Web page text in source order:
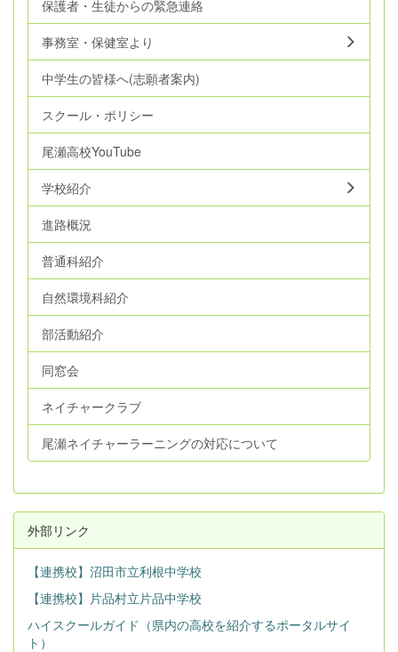
保護者・生徒からの緊急連絡
事務室・保健室より
中学生の皆様へ(志願者案内)
スクール・ポリシー
尾瀬高校YouTube
学校紹介
進路概況
普通科紹介
自然環境科紹介
部活動紹介
同窓会
ネイチャークラブ
尾瀬ネイチャーラーニングの対応について
外部リンク
【連携校】沼田市立利根中学校
【連携校】片品村立片品中学校
ハイスクールガイド（県内の高校を紹介するポータルサイ
ト）